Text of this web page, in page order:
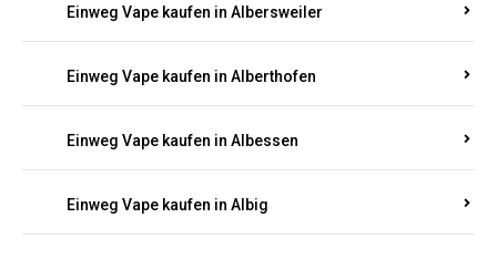
Einweg Vape kaufen in Albersweiler
Einweg Vape kaufen in Alberthofen
Einweg Vape kaufen in Albessen
Einweg Vape kaufen in Albig